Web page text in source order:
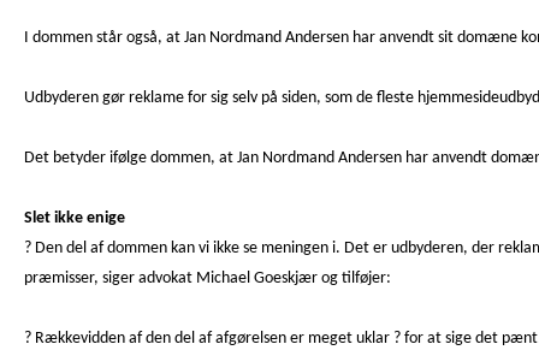
I dommen står også, at Jan Nordmand Andersen har anvendt sit domæne
Udbyderen gør reklame for sig selv på siden, som de fleste
Det betyder ifølge dommen, at Jan Nordmand Andersen har anvendt
Slet ikke enige
? Den del af dommen kan vi ikke se meningen i. Det er udbyderen, der
præmisser, siger advokat Michael Goeskjær og tilføjer:
? Rækkevidden af den del af afgørelsen er meget uklar ? for at sige det